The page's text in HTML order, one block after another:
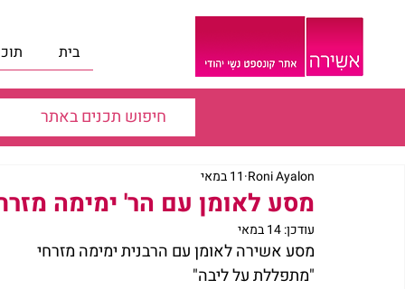
בית
מסע לאומן עם הר' ימימה
Roni Ayalon 11 במאי
עודכן:14 במאי
מסע אשירה לאומן עם הרבנית ימימה מזרחי
"מתפללת על ליבה"